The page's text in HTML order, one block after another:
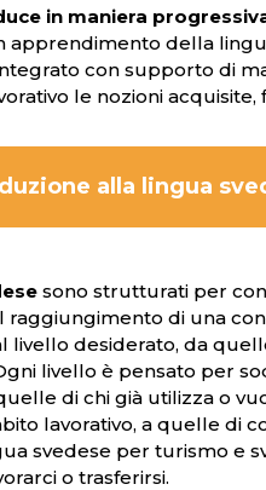
in maniera
apprendimento della
con supporto di
le nozioni
alla lingua
sono strutturati per
raggiungimento di una
livello desiderato, da
livello è pensato per
di chi già utilizza o
lavorativo, a quelle di
svedese per turismo e
o trasferirsi.